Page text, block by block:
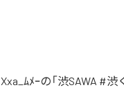
Xxa_ﾑﾒｰの「渋SAWA #